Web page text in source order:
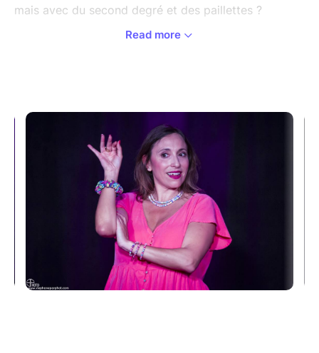
mais avec du second degré et des paillettes ?
Popstars, et la quadra solo qui se rêve en Rambo de
Pendant une heure, on rit ensemble des podiums qui
se dérobent, des rêves de jeunesse qui dérapent et
des galères très adultes (ou comment réussir sa vie
sans cocher toutes les cases du fameux "bingo
Stand-up acidulé, sketchs survitaminés et chansons
pop revisitées : Fille Unique, c'est une bulle de
Read more